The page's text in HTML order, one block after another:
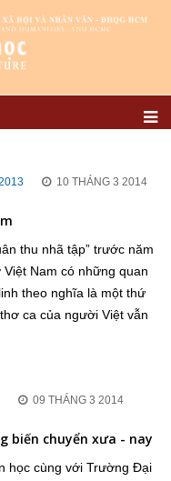
10 THÁNG 3 2014
thu nhã tập” trước năm
Nam có những quan
theo nghĩa là một thứ
ca của người Việt vẫn
09 THÁNG 3 2014
biến chuyển xưa - nay
học cùng với Trường Đại